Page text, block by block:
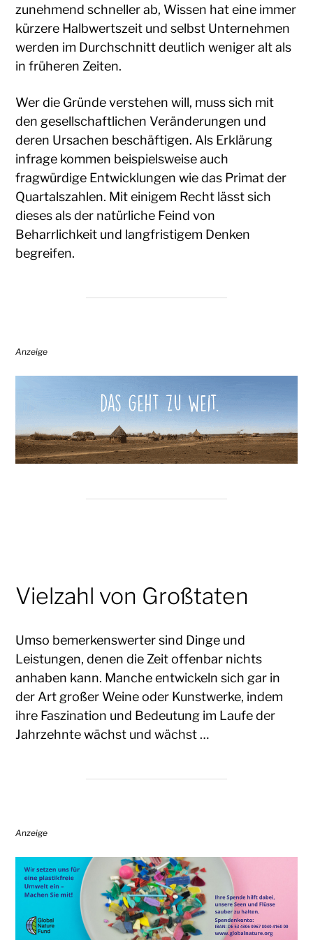
zunehmend schneller ab, Wissen hat eine immer
kürzere Halbwertszeit und selbst Unternehmen
werden im Durchschnitt deutlich weniger alt als
in früheren Zeiten.
Wer die Gründe verstehen will, muss sich mit
den gesellschaftlichen Veränderungen und
deren Ursachen beschäftigen. Als Erklärung
infrage kommen beispielsweise auch
fragwürdige Entwicklungen wie das Primat der
Quartalszahlen. Mit einigem Recht lässt sich
dieses als der natürliche Feind von
Beharrlichkeit und langfristigem Denken
begreifen.
Anzeige
Vielzahl von Großtaten
Umso bemerkenswerter sind Dinge und
Leistungen, denen die Zeit offenbar nichts
anhaben kann. Manche entwickeln sich gar in
der Art großer Weine oder Kunstwerke, indem
ihre Faszination und Bedeutung im Laufe der
Jahrzehnte wächst und wächst …
Anzeige